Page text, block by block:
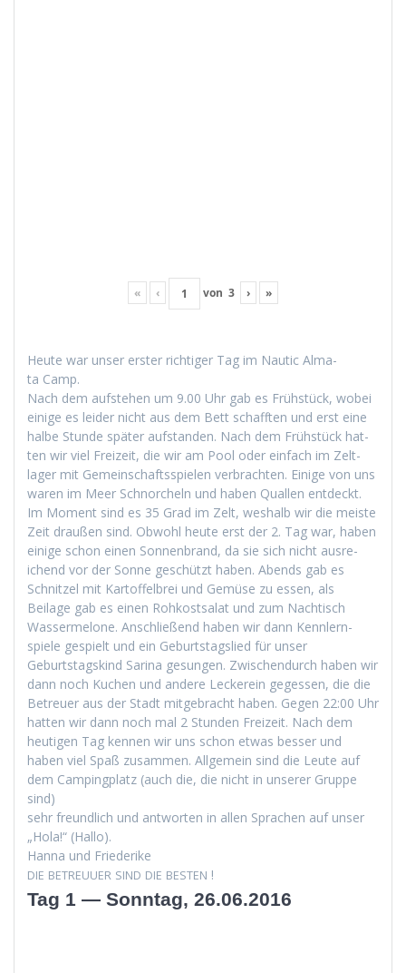
« ‹ von 3 › »
Heute war unser erster richtiger Tag im Nau­tic Alma­
ta Camp.
Nach dem auf­ste­hen um 9.00 Uhr gab es Früh­stück, wobei
einige es lei­der nicht aus dem Bett schafften und erst eine
halbe Stunde später auf­s­tanden. Nach dem Früh­stück hat­
ten wir viel Freizeit, die wir am Pool oder ein­fach im Zelt­
lager mit Gemein­schaftsspie­len ver­bracht­en. Einige von uns
waren im Meer Schnorcheln und haben Quallen ent­deckt.
Im Moment sind es 35 Grad im Zelt, weshalb wir die meiste
Zeit draußen sind. Obwohl heute erst der 2. Tag war, haben
einige schon einen Son­nen­brand, da sie sich nicht aus­re­
ichend vor der Sonne geschützt haben. Abends gab es
Schnitzel mit Kartof­fel­brei und Gemüse zu essen, als
Beilage gab es einen Rohkost­salat und zum Nachtisch
Wasser­mel­one. Anschließend haben wir dann Kennlern­
spiele gespielt und ein Geburt­stagslied für unser
Geburt­stagskind Sari­na gesun­gen. Zwis­chen­durch haben wir
dann noch Kuchen und andere Leck­ere­in gegessen, die die
Betreuer aus der Stadt mit­ge­bracht haben. Gegen 22:00 Uhr
hat­ten wir dann noch mal 2 Stun­den Freizeit. Nach dem
heuti­gen Tag ken­nen wir uns schon etwas bess­er und
haben viel Spaß zusam­men. All­ge­mein sind die Leute auf
dem Camp­ing­platz (auch die, die nicht in unser­er Gruppe
sind)
sehr fre­undlich und antworten in allen Sprachen auf unser
„Hola!“ (Hal­lo).
Han­na und Friederike
DIE BETREUUER SIND DIE BESTEN !
Tag 1 — Sonntag, 26.06.2016